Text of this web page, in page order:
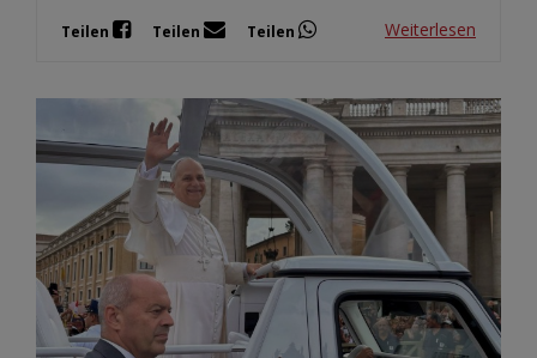
Teilen Teilen Teilen Weiterlesen